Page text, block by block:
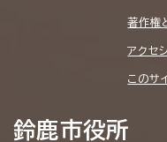
著作権
アクセ
このサ
鈴鹿市役所